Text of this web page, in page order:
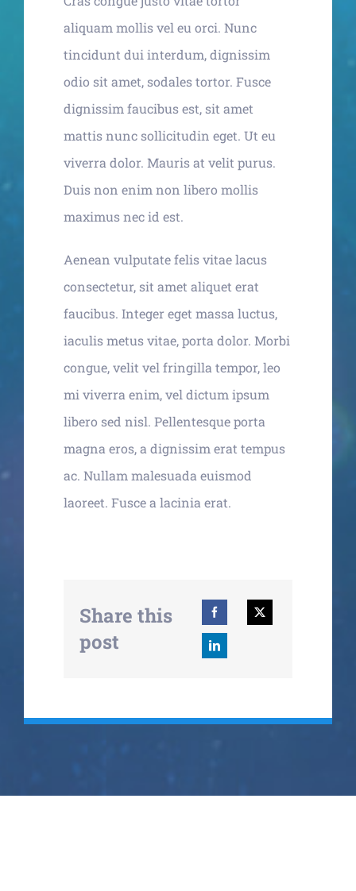
aliquam mollis vel eu orci. Nunc
tincidunt dui interdum, dignissim
odio sit amet, sodales tortor. Fusce
dignissim faucibus est, sit amet
mattis nunc sollicitudin eget. Ut eu
viverra dolor. Mauris at velit purus.
Duis non enim non libero mollis
maximus nec id est.
Aenean vulputate felis vitae lacus
consectetur, sit amet aliquet erat
faucibus. Integer eget massa luctus,
iaculis metus vitae, porta dolor. Morbi
congue, velit vel fringilla tempor, leo
mi viverra enim, vel dictum ipsum
libero sed nisl. Pellentesque porta
magna eros, a dignissim erat tempus
ac. Nullam malesuada euismod
laoreet. Fusce a lacinia erat.
Share this
post